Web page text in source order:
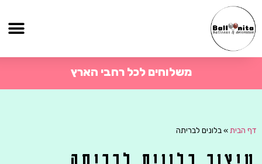
משלוחים לכל רחבי הארץ
דף הבית»בלונים לבריתה